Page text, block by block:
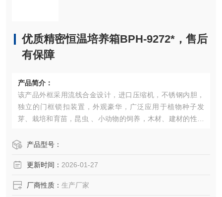
优质精密恒温培养箱BPH-9272*，售后
有保障
产品简介：
该产品外框采用流线合金设计，进口压缩机，不锈钢内胆，
独立的门框锁扣装置，外观豪华，广泛应用于植物种子发
芽、栽培和育苗，昆虫 、小动物的饲养，木材、建材的性能
制）。产品型号：
更新时间： 2026-01-27
厂商性质： 生产厂家